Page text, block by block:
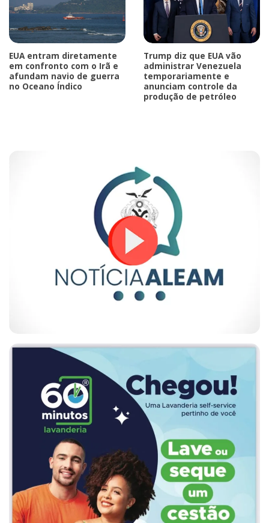
EUA entram diretamente
em confronto com o Irã e
afundam navio de guerra
no Oceano Índico
Trump diz que EUA vão
administrar Venezuela
temporariamente e
anunciam controle da
produção de petróleo